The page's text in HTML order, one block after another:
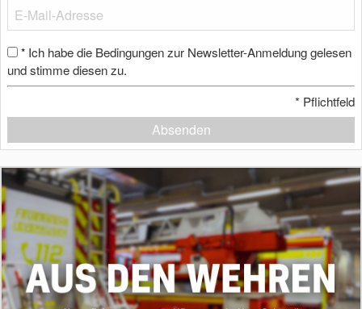
* Ich habe die Bedingungen zur Newsletter-Anmeldung gelesen
und stimme diesen zu.
* Pflichtfeld
Absenden